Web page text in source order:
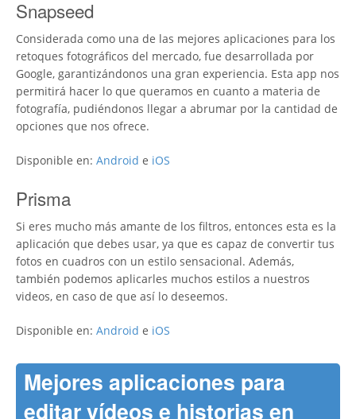
Snapseed
Considerada como una de las mejores aplicaciones para los
retoques fotográficos del mercado, fue desarrollada por
Google, garantizándonos una gran experiencia. Esta app nos
permitirá hacer lo que queramos en cuanto a materia de
fotografía, pudiéndonos llegar a abrumar por la cantidad de
opciones que nos ofrece.
Disponible en: Android e iOS
Prisma
Si eres mucho más amante de los filtros, entonces esta es la
aplicación que debes usar, ya que es capaz de convertir tus
fotos en cuadros con un estilo sensacional. Además,
también podemos aplicarles muchos estilos a nuestros
videos, en caso de que así lo deseemos.
Disponible en: Android e iOS
Mejores aplicaciones para
editar vídeos e historias en